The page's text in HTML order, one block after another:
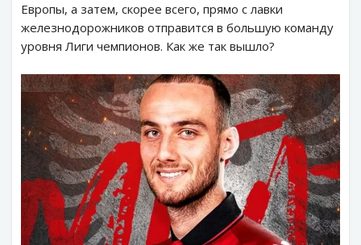
Европы, а затем, скорее всего, прямо с лавки
железнодорожников отправится в большую команду
уровня Лиги чемпионов. Как же так вышло?